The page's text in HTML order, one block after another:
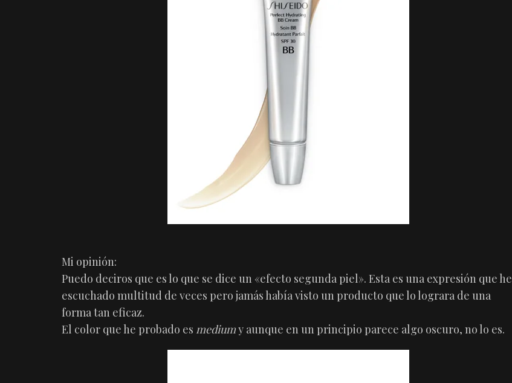
Mi opinión:
Puedo deciros que es lo que se dice un «efecto segunda piel». Esta es una expresión que he
escuchado multitud de veces pero jamás había visto un producto que lo lograra de una
forma tan eficaz.
El color que he probado es mediumy aunque en un principio parece algo oscuro, no lo es.